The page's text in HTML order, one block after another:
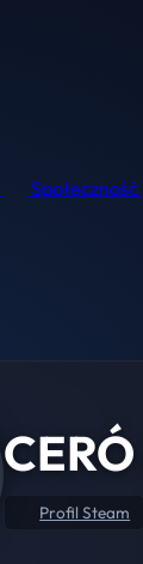
Społeczność
Profil Steam